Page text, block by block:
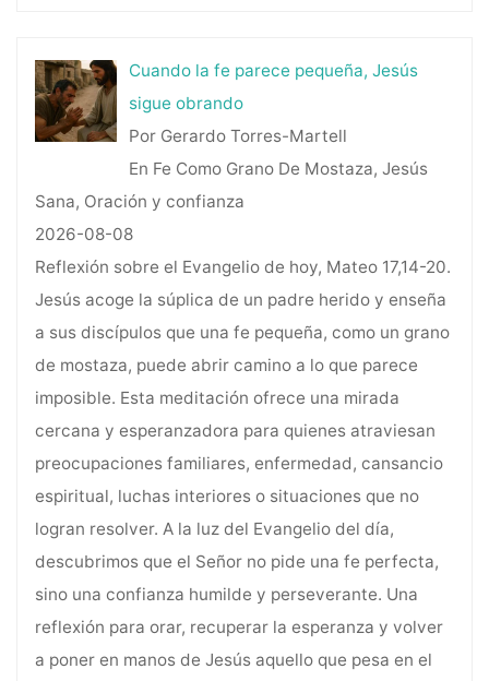
Cuando la fe parece pequeña, Jesús
sigue obrando
Por Gerardo Torres-Martell
En Fe Como Grano De Mostaza, Jesús
Sana, Oración y confianza
2026-08-08
Reflexión sobre el Evangelio de hoy, Mateo 17,14-20.
Jesús acoge la súplica de un padre herido y enseña
a sus discípulos que una fe pequeña, como un grano
de mostaza, puede abrir camino a lo que parece
imposible. Esta meditación ofrece una mirada
cercana y esperanzadora para quienes atraviesan
preocupaciones familiares, enfermedad, cansancio
espiritual, luchas interiores o situaciones que no
logran resolver. A la luz del Evangelio del día,
descubrimos que el Señor no pide una fe perfecta,
sino una confianza humilde y perseverante. Una
reflexión para orar, recuperar la esperanza y volver
a poner en manos de Jesús aquello que pesa en el